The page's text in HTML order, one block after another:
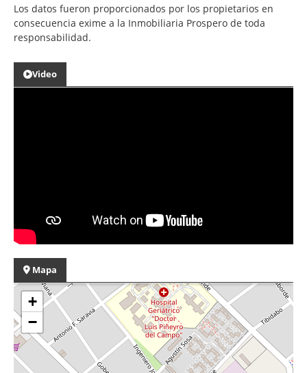
Los datos fueron proporcionados por los propietarios en
consecuencia exime a la Inmobiliaria Prospero de toda
responsabilidad.
Video
Mapa
+
−